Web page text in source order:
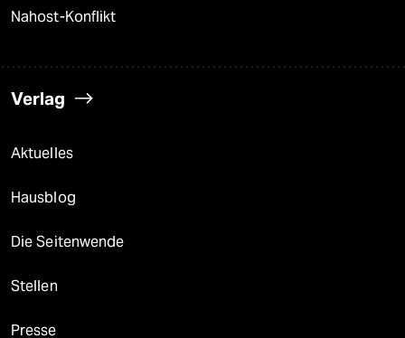
Nahost-Konflikt
Verlag
Aktuelles
Hausblog
Die Seitenwende
Stellen
Presse